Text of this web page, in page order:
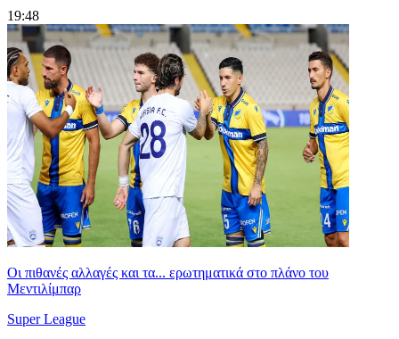
19:48
Οι πιθανές αλλαγές και τα... ερωτηματικά στο πλάνο του
Μεντιλίμπαρ
Super League